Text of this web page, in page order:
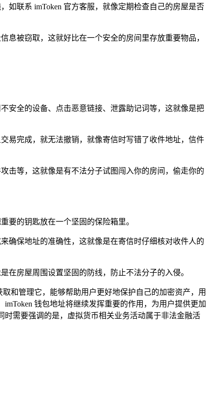
如联系 imToken 官方客服，就像定期检查自己的房屋是否
息被窃取，这就好比在一个安全的房间里存放重要物品，
安全的设备、点击恶意链接、泄露助记词等，这就像是把
易完成，就无法撤销，就像寄信时写错了收件地址，信件
击等，这就像是有不法分子试图闯入你的房间，偷走你的
要的钥匙放在一个坚固的保险箱里。
确保地址的准确性，这就像是在寄信时仔细核对收件人的
在房屋周围设置坚固的防线，防止不法分子的入侵。
和管理它，能够帮助用户更好地保护自己的加密资产，用
钱包地址将继续发挥重要的作用，为用户提供更加
需要强调的是，虚拟货币相关业务活动属于非法金融活